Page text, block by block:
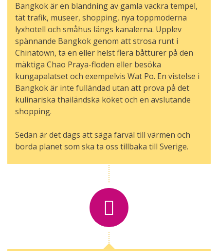
Bangkok är en blandning av gamla vackra tempel,
tät trafik, museer, shopping, nya toppmoderna
lyxhotell och småhus längs kanalerna. Upplev
spännande Bangkok genom att strosa runt i
Chinatown, ta en eller helst flera båtturer på den
mäktiga Chao Praya-floden eller besöka
kungapalatset och exempelvis Wat Po. En vistelse i
Bangkok är inte fulländad utan att prova på det
kulinariska thailändska köket och en avslutande
shopping.
Sedan är det dags att säga farväl till värmen och
borda planet som ska ta oss tillbaka till Sverige.